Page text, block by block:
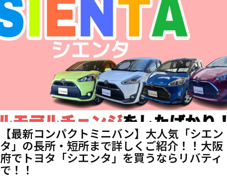
【最新コンパクトミニバン】大人気「シエン
タ」の長所・短所まで詳しくご紹介！！大阪
府でトヨタ「シエンタ」を買うならリバティ
で！！